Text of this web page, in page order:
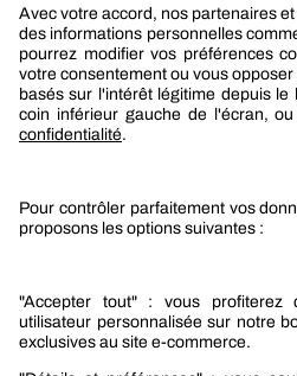
Berner
Boutique Berner
Boutique Berner Industry Services
Le groupe Berner
Nos produits
Sélection produits automobile